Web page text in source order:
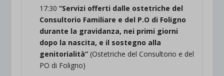
17:30“Servizi offerti dalle ostetriche del
Consultorio Familiare e del P.O di Foligno
durante la gravidanza, nei primi giorni
dopo la nascita, e il sostegno alla
genitorialità” (Ostetriche del Consultorio e del
PO di Foligno)